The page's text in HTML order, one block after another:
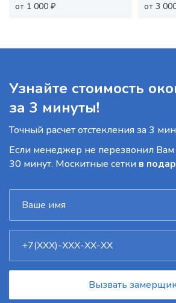
от 1 000 ₽
от 3
Узнайте стоимость
за 3 минуты!
Точный расчет отстекления за 3
Если менеджер не перезвонил Вам
30 минут. Москитные сетки в
Вызвать